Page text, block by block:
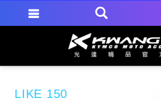
LIKE 150